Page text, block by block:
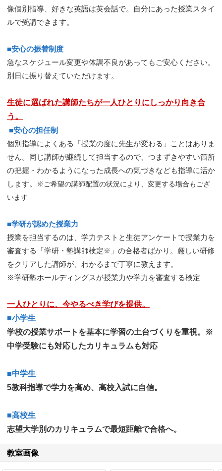
像個別指導、好きな英語は英会話で。自分にあった授業スタイ
ルで受講できます。
■安心の振替制度
急なスケジュール変更や体調不良があってもご安心ください。
別日に振り替えていただけます。
生徒に選ばれた講師たちが一人ひとりにしっかり向き合
う。
■安心の担任制
個別指導によくある「授業の度に先生が変わる」ことはありま
せん。同じ講師が継続して担当するので、つまずきやすい箇所
の把握・わかるようになった成長への気づきなども指導に活か
します。
※ご希望の講師配置の状況により、変更する場合もござ
います
■学研が認めた授業力
授業を担当するのは、学力テストと生徒アンケートで授業力を
審査する「学研・塾講師検定※ 」の合格者ばかり。厳しい研修
をクリアした講師が、わかるまで丁寧に教えます。
※学研塾ホールディングスが授業力や学力を審査する検定
一人ひとりに、今やるべき学びを提供。
■小学生
学校の授業サポートを基本に学習の土台づくりを重視。※
中学受験にも対応したカリキュラムも対応
■中学生
5教科指導で学力を高め、高校入試に自信。
■高校生
志望大学別のカリキュラムで最短距離で合格へ。
教室画像